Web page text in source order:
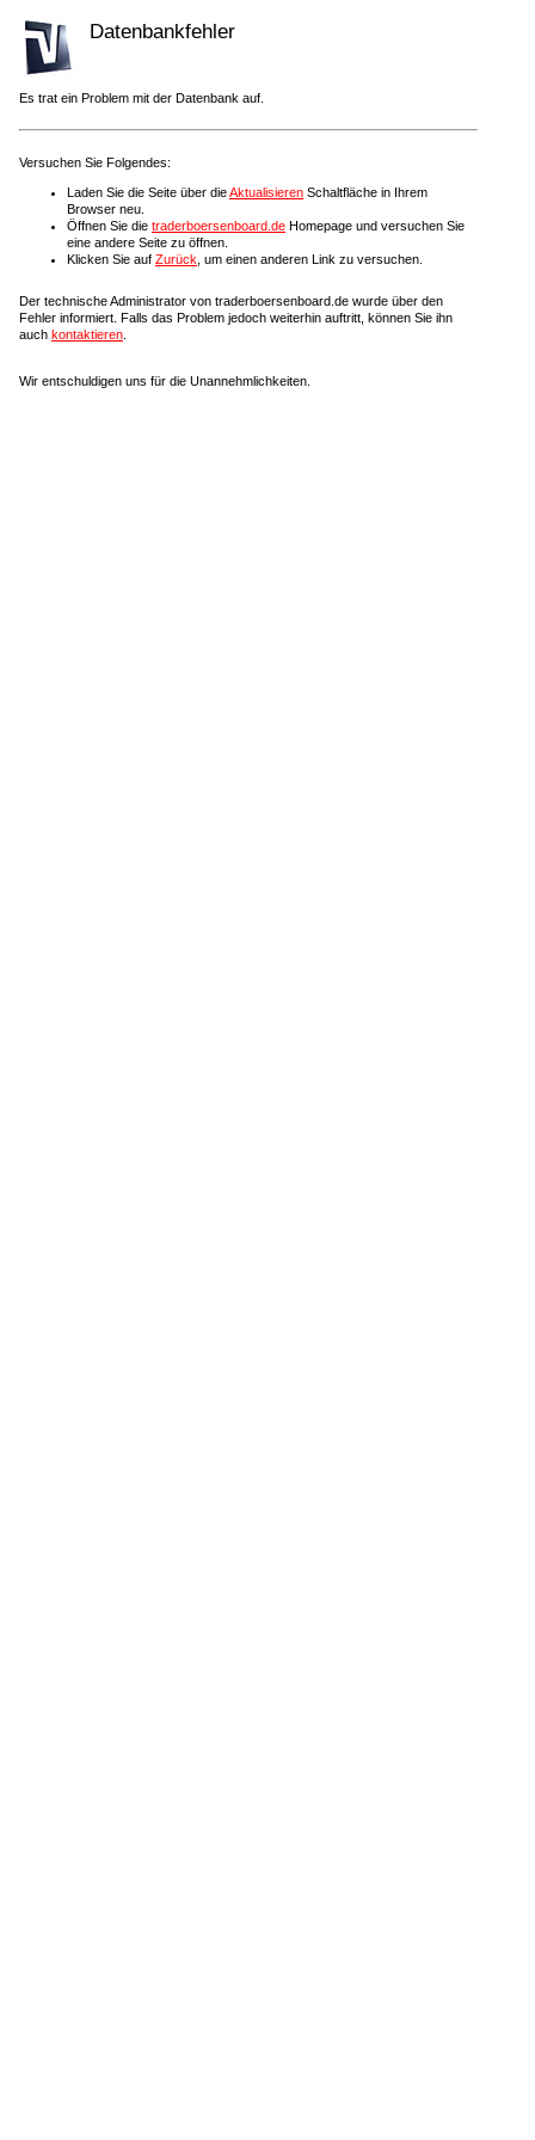
Datenbankfehler
Es trat ein Problem mit der Datenbank auf.
Versuchen Sie Folgendes:
Laden Sie die Seite über dieAktualisieren Schaltfläche in Ihrem
Browser neu.
Öffnen Sie die traderboersenboard.de Homepage und versuchen Sie
eine andere Seite zu öffnen.
Klicken Sie auf Zurück , um einen anderen Link zu versuchen.
Der technische Administrator von traderboersenboard.de wurde über den
Fehler informiert. Falls das Problem jedoch weiterhin auftritt, können Sie ihn
auch kontaktieren
Wir entschuldigen uns für die Unannehmlichkeiten.